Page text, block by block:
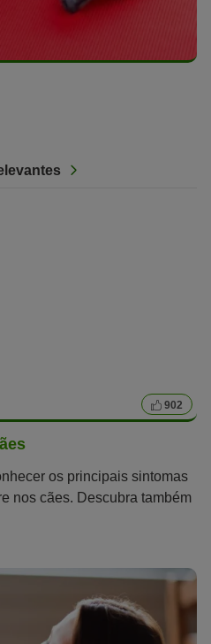
902
os principais sintomas
nos cães. Descubra também